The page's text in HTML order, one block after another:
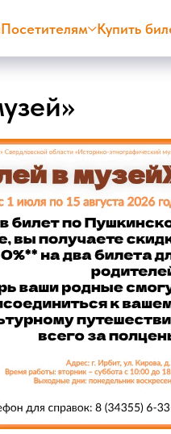
Посетителям Купить